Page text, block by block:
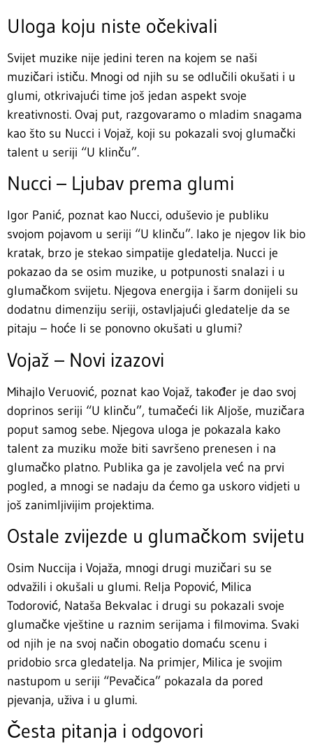
Uloga koju niste očekivali
Svijet muzike nije jedini teren na kojem se naši
muzičari ističu. Mnogi od njih su se odlučili okušati i u
glumi, otkrivajući time još jedan aspekt svoje
kreativnosti. Ovaj put, razgovaramo o mladim snagama
kao što su Nucci i Vojaž, koji su pokazali svoj glumački
talent u seriji “U klinču”.
Nucci – Ljubav prema glumi
Igor Panić, poznat kao Nucci, oduševio je publiku
svojom pojavom u seriji “U klinču”. Iako je njegov lik bio
kratak, brzo je stekao simpatije gledatelja. Nucci je
pokazao da se osim muzike, u potpunosti snalazi i u
glumačkom svijetu. Njegova energija i šarm donijeli su
dodatnu dimenziju seriji, ostavljajući gledatelje da se
pitaju – hoće li se ponovno okušati u glumi?
Vojaž – Novi izazovi
Mihajlo Veruović, poznat kao Vojaž, također je dao svoj
doprinos seriji “U klinču”, tumačeći lik Aljoše, muzičara
poput samog sebe. Njegova uloga je pokazala kako
talent za muziku može biti savršeno prenesen i na
glumačko platno. Publika ga je zavoljela već na prvi
pogled, a mnogi se nadaju da ćemo ga uskoro vidjeti u
još zanimljivijim projektima.
Ostale zvijezde u glumačkom svijetu
Osim Nuccija i Vojaža, mnogi drugi muzičari su se
odvažili i okušali u glumi. Relja Popović, Milica
Todorović, Nataša Bekvalac i drugi su pokazali svoje
glumačke vještine u raznim serijama i filmovima. Svaki
od njih je na svoj način obogatio domaću scenu i
pridobio srca gledatelja. Na primjer, Milica je svojim
nastupom u seriji “Pevačica” pokazala da pored
pjevanja, uživa i u glumi.
Česta pitanja i odgovori